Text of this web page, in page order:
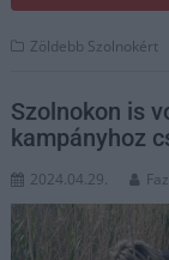
Zöldebb Szolnokért
Szolnokon is
kampányhoz
2024.04.29.